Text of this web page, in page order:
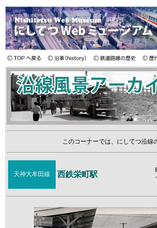
このコーナーでは、にしてつ沿線
天神大牟田線 西鉄栄町駅